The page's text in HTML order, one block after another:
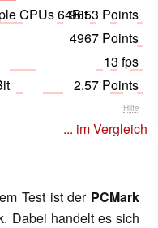
CPUs 64Bit9653 Points
4967 Points
13 fps
2.57 Points
Hilfe
... im Vergleich
Test ist der PCMark
Dabei handelt es sich